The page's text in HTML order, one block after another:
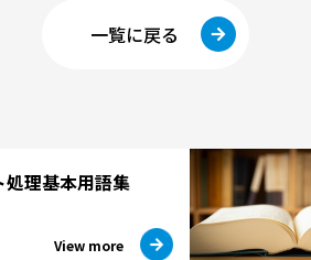
一覧に戻る
処理基本用語集
View more